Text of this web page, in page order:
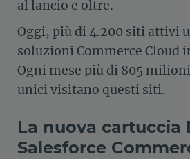
al lancio e oltre.
Oggi, più di 4.200 siti attivi
soluzioni Commerce Cloud
Ogni mese più di 805
unici visitano questi siti.
La nuova cartuccia
Salesforce